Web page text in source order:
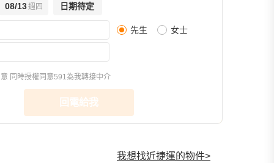
08/13週四 日期待定
先生 女士
同時授權同意591為我轉接中介
回電給我
我想找近捷運的物件>